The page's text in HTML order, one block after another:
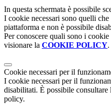
In questa schermata è possibile
I cookie necessari sono quelli
piattaforma e non è possibile
Per conoscere quali sono i
visionare la COOKIE POLICY.
Cookie necessari per il
I cookie necessari per il
disabilitati. È possibile
policy.